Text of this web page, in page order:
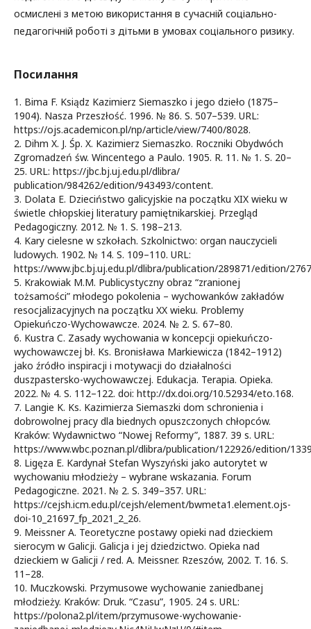
осмислені з метою використання в сучасній соціально-
педагогічній роботі з дітьми в умовах соціального ризику.
Посилання
1. Bima F. Ksiądz Kazimierz Siemaszko i jego dzieło (1875–
1904). Nasza Przeszłość. 1996. № 86. S. 507–539. URL:
https://ojs.academicon.pl/np/article/view/7400/8028.
2. Dihm X. J. Śp. X. Kazimierz Siemaszko. Roczniki Obydwóch
Zgromadzeń św. Wincentego a Paulo. 1905. R. 11. № 1. S. 20–
25. URL: https://jbc.bj.uj.edu.pl/dlibra/
publication/984262/edition/943493/content.
3. Dolata E. Dzieciństwo galicyjskie na początku XIX wieku w
świetle chłopskiej literatury pamiętnikarskiej. Przegląd
Pedagogiczny. 2012. № 1. S. 198–213.
4. Kary cielesne w szkołach. Szkolnictwo: organ nauczycieli
ludowych. 1902. № 14. S. 109–110. URL:
https://www.jbc.bj.uj.edu.pl/dlibra/publication/289871/edition/
5. Krakowiak M.M. Publicystyczny obraz “zranionej
tożsamości” młodego pokolenia – wychowanków zakładów
resocjalizacyjnych na początku XX wieku. Problemy
Opiekuńczo-Wychowawcze. 2024. № 2. S. 67–80.
6. Kustra C. Zasady wychowania w koncepcji opiekuńczo-
wychowawczej bł. Ks. Bronisława Markiewicza (1842–1912)
jako źródło inspiracji i motywacji do działalności
duszpastersko-wychowawczej. Edukacja. Terapia. Opieka.
2022. № 4. S. 112–122. doi: http://dx.doi.org/10.52934/eto.168.
7. Langie K. Ks. Kazimierza Siemaszki dom schronienia i
dobrowolnej pracy dla biednych opuszczonych chłopców.
Kraków: Wydawnictwo “Nowej Reformy”, 1887. 39 s. URL:
https://www.wbc.poznan.pl/dlibra/publication/122926/edition/
8. Ligęza E. Kardynał Stefan Wyszyński jako autorytet w
wychowaniu młodzieży – wybrane wskazania. Forum
Pedagogiczne. 2021. № 2. S. 349–357. URL:
https://cejsh.icm.edu.pl/cejsh/element/bwmeta1.element.ojs-
doi-10_21697_fp_2021_2_26.
9. Meissner A. Teoretyczne postawy opieki nad dzieckiem
sierocym w Galicji. Galicja i jej dziedzictwo. Opieka nad
dzieckiem w Galicji / red. A. Meissner. Rzeszów, 2002. T. 16. S.
11–28.
10. Muczkowski. Przymusowe wychowanie zaniedbanej
młodzieży. Kraków: Druk. “Czasu”, 1905. 24 s. URL:
https://polona2.pl/item/przymusowe-wychowanie-